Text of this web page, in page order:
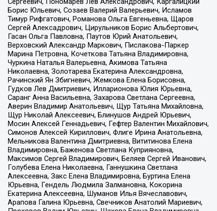
Борис Юльевич, Созаев Валерий Валерьевич, Исламов
Тимур Рифгатович, Романова Ольга Евгеньевна, Щаров
Сергей Алексадрович, Цирульников Борис Альбертович,
Гасан Ольга Павловна, Паутов Юрий Анатольевич,
Верховский Александр Маркович, Пислакова-Паркер
Марина Петровна, Кочеткова Татьяна Владимировна,
Чуркина Наталья Валерьевна, Акимова Татьяна
Николаевна, Золотарева Екатерина Александровна,
Рачинский Ян Збигневич, Жемкова Елена Борисовна,
Гудков Лев Дмитриевич, Илларионова Юлия Юрьевна,
Саранг Анна Васильевна, Захарова Светлана Сергеевна,
Аверин Владимир Анатольевич, Щур Татьяна Михайловна,
Щур Николай Алексеевич, Блинушов Андрей Юрьевич,
Мосин Алексей Геннадьевич, Гефтер Валентин Михайлович,
Симонов Алексей Кириллович, Флиге Ирина Анатольевна,
Мельникова Валентина Дмитриевна, Вититинова Елена
Владимировна, Баженова Светлана Куприяновна,
Максимов Сергей Владимирович, Беляев Сергей Иванович,
Голубева Елена Николаевна, Ганнушкина Светлана
Алексеевна, Закс Елена Владимировна, Буртина Елена
Юрьевна, Гендель Людмила Залмановна, Кокорина
Екатерина Алексеевна, Шуманов Илья Вячеславович,
Арапова Галина Юрьевна, Свечников Анатолий Мариевич,